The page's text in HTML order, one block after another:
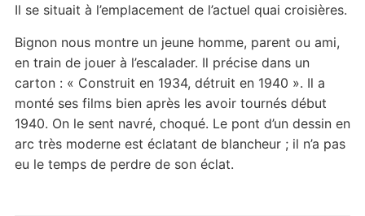
Il se situait à l’emplacement de l’actuel quai croisières.
Bignon nous montre un jeune homme, parent ou ami,
en train de jouer à l’escalader. Il précise dans un
carton : « Construit en 1934, détruit en 1940 ». Il a
monté ses films bien après les avoir tournés début
1940. On le sent navré, choqué. Le pont d’un dessin en
arc très moderne est éclatant de blancheur ; il n’a pas
eu le temps de perdre de son éclat.